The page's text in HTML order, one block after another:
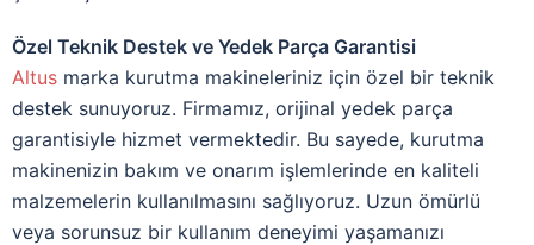
Özel Teknik Destek ve Yedek Parça Garantisi
Altus marka kurutma makineleriniz için özel bir teknik
destek sunuyoruz. Firmamız, orijinal yedek parça
garantisiyle hizmet vermektedir. Bu sayede, kurutma
makinenizin bakım ve onarım işlemlerinde en kaliteli
malzemelerin kullanılmasını sağlıyoruz. Uzun ömürlü
veya sorunsuz bir kullanım deneyimi yaşamanızı